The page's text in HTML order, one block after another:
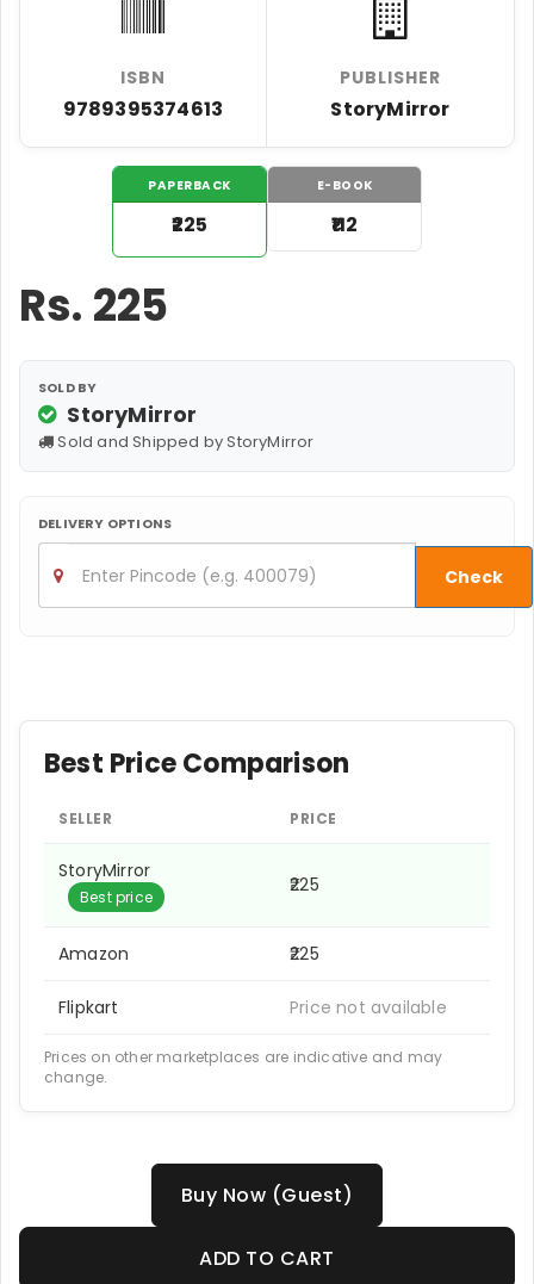
ISBN
9789395374613
PUBLISHER
StoryMirror
PAPERBACK
₹225
E-BOOK
₹112
Rs. 225
SOLD BY
StoryMirror
Sold and Shipped by StoryMirror
DELIVERY OPTIONS
Check
Best Price Comparison
SELLER PRICE
StoryMirror
Best price
₹225
Amazon ₹225
Flipkart Price not available
Prices on other marketplaces are indicative and may
change.
Buy Now (Guest)
ADD TO CART